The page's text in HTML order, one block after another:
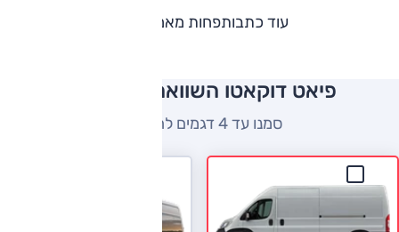
עוד כתבותפחות מאמרים
פיאט דוקאטו השוואה למתחרים
סמנו עד 4 דגמים להשוואה